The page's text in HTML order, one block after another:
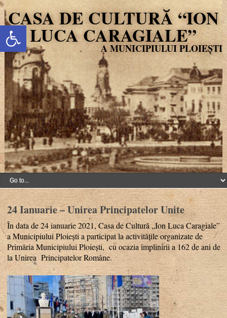
Deschide bara de unelte
CASA DE CULTURĂ “ION
LUCA CARAGIALE”
24 Ianuarie – Unirea Principatelor Unite
În data de 24 ianuarie 2021, Casa de Cultură „Ion Luca Caragiale”
a Municipiului Ploiești a participat la activitățile organizate de
Primăria Municipiului Ploiești, cu ocazia împlinirii a 162 de ani de
la Unirea Principatelor Române.